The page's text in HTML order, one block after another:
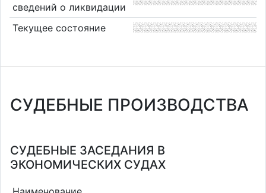
сведений о ликвидации
Текущее состояние
СУДЕБНЫЕ ПРОИЗВОДСТВА
СУДЕБНЫЕ ЗАСЕДАНИЯ В
ЭКОНОМИЧЕСКИХ СУДАХ